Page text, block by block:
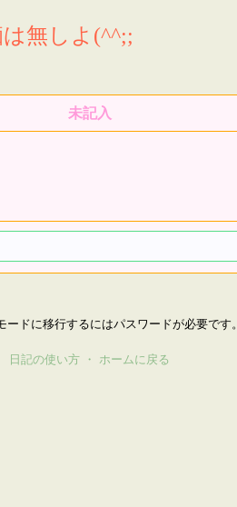
無しよ(^^;;
未記入
ドに移行するにはパスワードが必要です。
日記の使い方 ・ ホームに戻る